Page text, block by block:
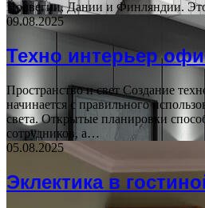
Норвегии, Дании и Финляндии.
09.08.2025
Техно интерьер
Пространство и свет Создание
начинается с правильного
света. Открытые планировки
сотрудников, а…
05.08.2025
Эклектика в